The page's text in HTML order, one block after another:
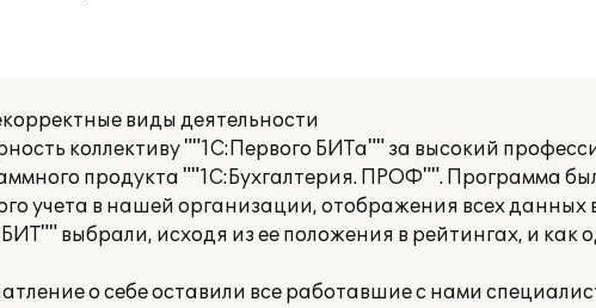
виды деятельности
коллективу ""1С:Первого БИТа"" за высокий
продукта ""1С:Бухгалтерия. ПРОФ"". Программа
учета в нашей организации, отображения всех данных
выбрали, исходя из ее положения в рейтингах, и как
о себе оставили все работавшие с нами